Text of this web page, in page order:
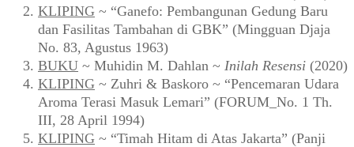
KLIPING ~ “Ganefo: Pembangunan Gedung Baru
dan Fasilitas Tambahan di GBK” (Mingguan Djaja
No. 83, Agustus 1963)
BUKU ~ Muhidin M. Dahlan ~ Inilah Resensi (2020)
KLIPING ~ Zuhri & Baskoro ~ “Pencemaran Udara
Aroma Terasi Masuk Lemari” (FORUM_No. 1 Th.
III, 28 April 1994)
KLIPING ~ “Timah Hitam di Atas Jakarta” (Panji